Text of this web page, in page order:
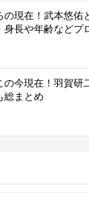
の現在！武本悠佑
身長や年齢などプ
の今現在！羽賀研
総まとめ